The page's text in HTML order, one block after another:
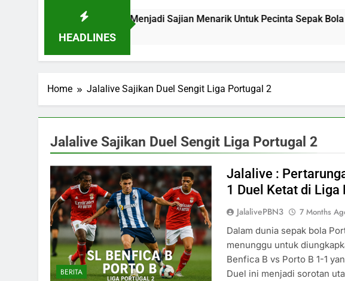
HEADLINES
WIB di Jalalive Menjadi Sajian Menarik Untuk Pecinta Sepak Bola
Home Jalalive Sajikan Duel Sengit Liga Portugal 2
Jalalive Sajikan Duel Sengit Liga Portugal 2
BERITA
Jalalive :
1 Duel Ketat di
JalalivePBN3 7 Months
Dalam dunia sepak bola
menunggu untuk
Benfica B vs Porto B 1-1
Duel ini menjadi sorotan